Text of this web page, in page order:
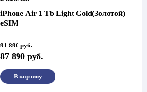
iPhone Air 1 Tb Light Gold(Золотой)
eSIM
91 890руб.
Первоначальная
цена
составляла
890 руб..
87 890 руб.
Текущая
цена:
87
В корзину